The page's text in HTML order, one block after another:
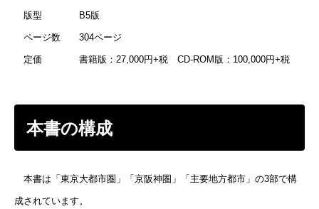
版型 B5版
ページ数 304ページ
定価 書籍版：27,000円+税 CD-ROM版：100,000円+税
本書の構成
本書は「東京大都市圏」「京阪神圏」「主要地方都市」の3部で構
成されています。